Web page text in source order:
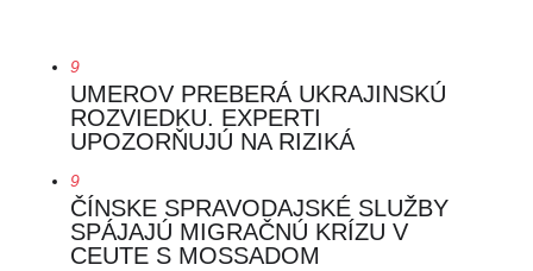
9
UMEROV PREBERÁ UKRAJINSKÚ
ROZVIEDKU. EXPERTI
UPOZORŇUJÚ NA RIZIKÁ
9
ČÍNSKE SPRAVODAJSKÉ SLUŽBY
SPÁJAJÚ MIGRAČNÚ KRÍZU V
CEUTE S MOSSADOM